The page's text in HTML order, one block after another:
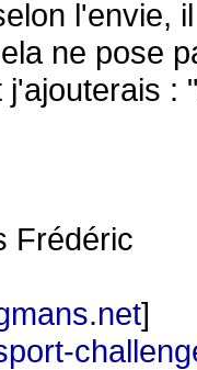
l'envie,
ne pose
j'ajouterais :
Frédéric
]